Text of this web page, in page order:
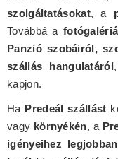
szolgáltatásokat, a
Továbbá a
Panzió szobáiról,
szállás hangulatáról
kapjon.
Ha Predeál szállást
vagy környékén, a
igényeihez